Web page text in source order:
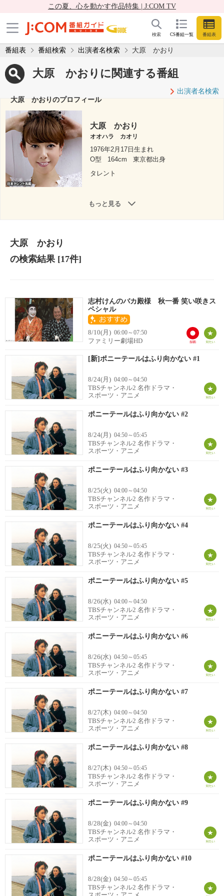
この夏、心を動かす作品特集 | J:COM TV
CS番組一覧 番組表
検索
番組表 番組検索 出演者名検索 大原 かおり
大原 かおりに関連する番組
出演者名検索
大原 かおりのプロフィール
大原 かおり
オオハラ カオリ
1976年2月17日生まれ
O型
164cm
東京都出身
タレント
もっと見る
大原 かおり
の検索結果[17件]
志村けんのバカ殿様 秋一番 笑い咲きス
ペシャル
8/10(月) 06:00～07:50
ファミリー劇場HD
[新]ポニーテールはふり向かない #1
8/24(月) 04:00～04:50
TBSチャンネル2 名作ドラマ・
スポーツ・アニメ
ポニーテールはふり向かない #2
8/24(月) 04:50～05:45
TBSチャンネル2 名作ドラマ・
スポーツ・アニメ
ポニーテールはふり向かない #3
8/25(火) 04:00～04:50
TBSチャンネル2 名作ドラマ・
スポーツ・アニメ
ポニーテールはふり向かない #4
8/25(火) 04:50～05:45
TBSチャンネル2 名作ドラマ・
スポーツ・アニメ
ポニーテールはふり向かない #5
8/26(水) 04:00～04:50
TBSチャンネル2 名作ドラマ・
スポーツ・アニメ
ポニーテールはふり向かない #6
8/26(水) 04:50～05:45
TBSチャンネル2 名作ドラマ・
スポーツ・アニメ
ポニーテールはふり向かない #7
8/27(木) 04:00～04:50
TBSチャンネル2 名作ドラマ・
スポーツ・アニメ
ポニーテールはふり向かない #8
8/27(木) 04:50～05:45
TBSチャンネル2 名作ドラマ・
スポーツ・アニメ
ポニーテールはふり向かない #9
8/28(金) 04:00～04:50
TBSチャンネル2 名作ドラマ・
スポーツ・アニメ
ポニーテールはふり向かない #10
8/28(金) 04:50～05:45
TBSチャンネル2 名作ドラマ・